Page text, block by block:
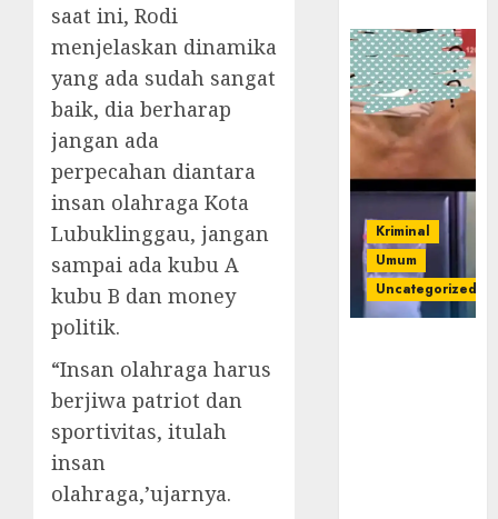
saat ini, Rodi
menjelaskan dinamika
yang ada sudah sangat
baik, dia berharap
jangan ada
perpecahan diantara
insan olahraga Kota
Lubuklinggau, jangan
sampai ada kubu A
kubu B dan money
politik.
“Insan olahraga harus
berjiwa patriot dan
sportivitas, itulah
insan
olahraga,’ujarnya.
Kriminal
Umum
Uncategorized